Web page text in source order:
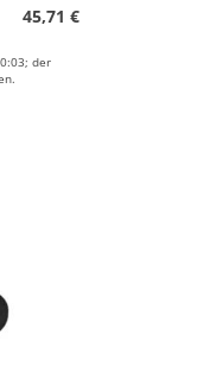
45,71 €
der